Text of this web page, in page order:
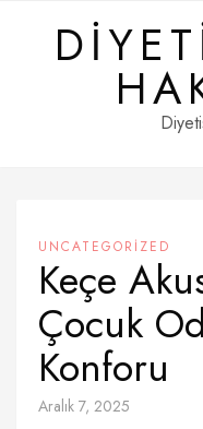
UNCATEGORIZED
Keçe
Çocuk
Konforu
Aralık 7, 2025